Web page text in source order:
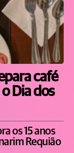
café
Dia dos
os 15 anos
Requião